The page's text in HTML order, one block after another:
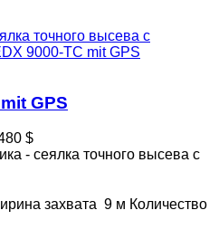
точного высева с
9000-TC mit GPS
GPS
$
- сеялка точного высева с
захвата 9 м Количество